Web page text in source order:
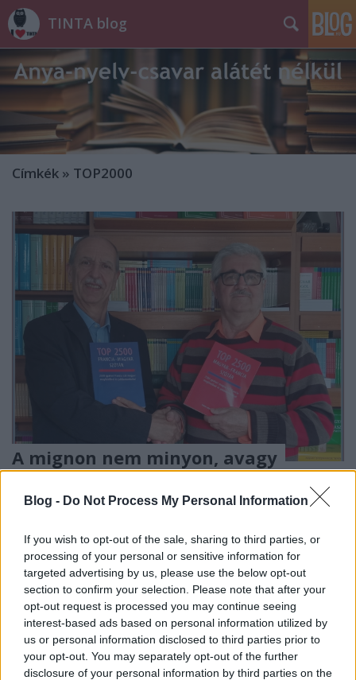
Blog - Do Not Process My Personal Information
If you wish to opt-out of the sale, sharing to third parties, or
processing of your personal or sensitive information for
targeted advertising by us, please use the below opt-out
section to confirm your selection. Please note that after your
opt-out request is processed you may continue seeing
interest-based ads based on personal information utilized by
us or personal information disclosed to third parties prior to
your opt-out. You may separately opt-out of the further
disclosure of your personal information by third parties on the
TINTA blog
Címkék » TOP2000
A mignon nem minyon, avagy
A szerző, Bárdosi Vilmos professzor válaszol
A napokban jelent meg a TOP 2500 francia–magyar
szótár és a TOP 2500 magyar–francia szótár a Tinta
Könyvkiadó gondozásában. A szerzőt, Bárdosi
Vilmos professzort a kiadó igazgató-főszerkesztője,
Kiss Gábor kérdezte. Bárdosi Vilmos és Kiss Gábor
Számos francia–magyar és magyar–francia szótár…